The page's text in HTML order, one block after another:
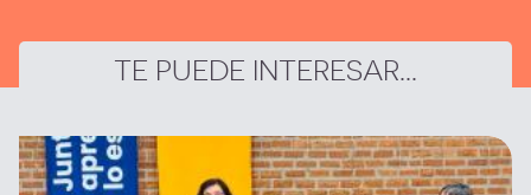
TE PUEDE INTERESAR...